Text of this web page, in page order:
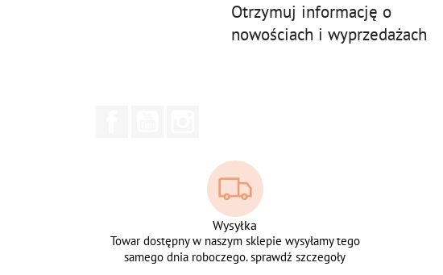
Otrzymuj informację o
nowościach i wyprzedażach
Wysyłka
Towar dostępny w naszym sklepie wysyłamy tego
samego dnia roboczego. sprawdź szczegoły